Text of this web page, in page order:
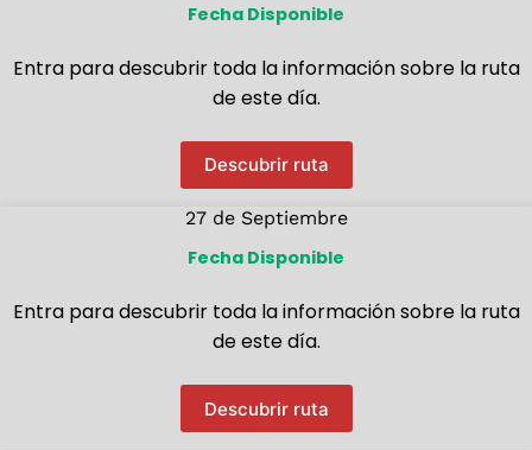
Fecha Disponible
Entra para descubrir toda la información sobre la ruta
de este día.
Descubrir ruta
27 de Septiembre
Fecha Disponible
Entra para descubrir toda la información sobre la ruta
de este día.
Descubrir ruta